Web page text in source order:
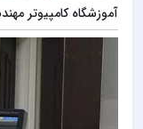
آموزشگاه کامپیوتر